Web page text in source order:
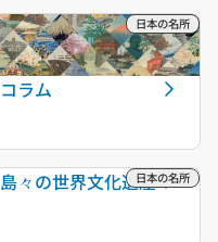
コラム
島々の世界文化遺産